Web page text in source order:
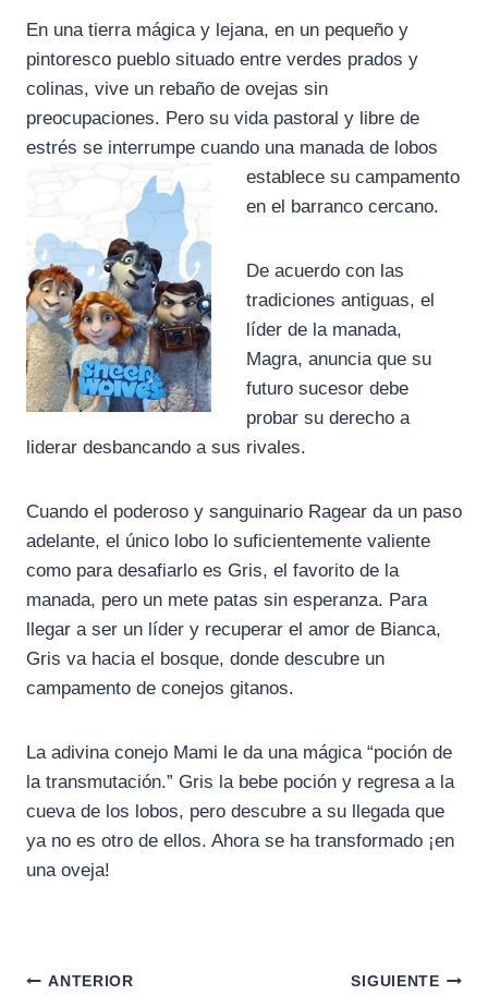
En una tierra mágica y lejana, en un pequeño y
pintoresco pueblo situado entre verdes prados y
colinas, vive un rebaño de ovejas sin
preocupaciones. Pero su vida pastoral y libre de
estrés se interrumpe cuando una manada de lobos
establece su campamento
en el barranco cercano.
De acuerdo con las
tradiciones antiguas, el
líder de la manada,
Magra, anuncia que su
futuro sucesor debe
probar su derecho a
liderar desbancando a sus rivales.
Cuando el poderoso y sanguinario Ragear da un paso
adelante, el único lobo lo suficientemente valiente
como para desafiarlo es Gris, el favorito de la
manada, pero un mete patas sin esperanza. Para
llegar a ser un líder y recuperar el amor de Bianca,
Gris va hacia el bosque, donde descubre un
campamento de conejos gitanos.
La adivina conejo Mami le da una mágica “poción de
la transmutación.” Gris la bebe poción y regresa a la
cueva de los lobos, pero descubre a su llegada que
ya no es otro de ellos. Ahora se ha transformado ¡en
una oveja!
Navegación
ANTERIOR SIGUIENTE